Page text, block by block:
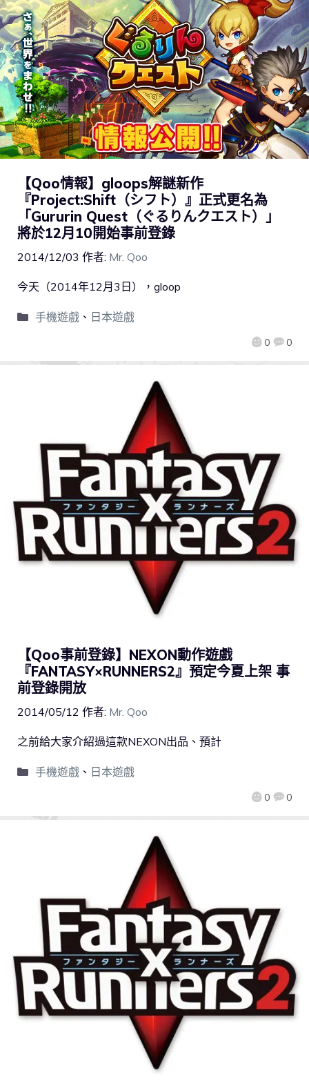
【Qoo情報】gloops解謎新作
『Project:Shift（シフト）』正式更名為
「Gururin Quest（ぐるりんクエスト）」
將於12月10開始事前登錄
2014/12/03 作者: Mr. Qoo
0 0
今天（2014年12月3日），gloop
手機遊戲、 日本遊戲
【Qoo事前登錄】NEXON動作遊戲
『FANTASY×RUNNERS2』預定今夏上架 事
前登錄開放
2014/05/12 作者: Mr. Qoo
0 0
之前給大家介紹過這款NEXON出品、預計
手機遊戲、 日本遊戲